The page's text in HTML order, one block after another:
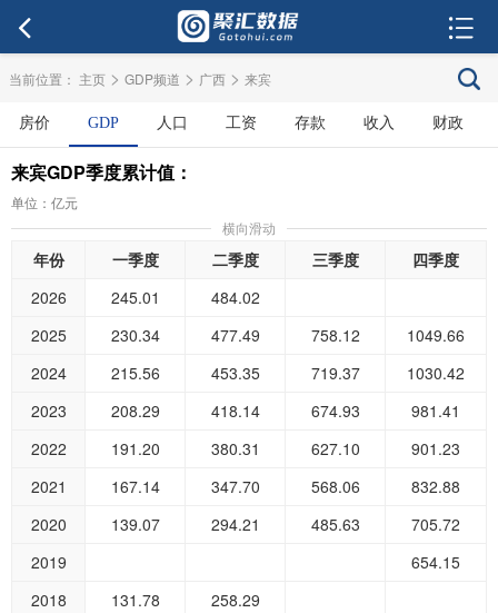
当前位置： 主页 > GDP频道 > 广西 > 来宾
房价 GDP 人口 工资 存款 收入 财政
来宾GDP季度累计值：
单位：亿元
横向滑动
年份 一季度 二季度 三季度
四季度
2026
245.01
484.02
2025
230.34 477.49 758.12
1049.66
2024
215.56 453.35 719.37
1030.42
2023
208.29 418.14 674.93
981.41
2022
191.20 380.31 627.10
901.23
2021
167.14 347.70 568.06
832.88
2020
139.07 294.21 485.63
705.72
2019
654.15
2018
131.78
258.29